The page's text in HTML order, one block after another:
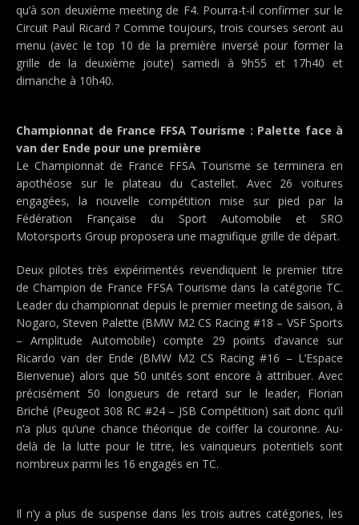
qu’à son deuxième meeting de F4. Pourra-t-il confirmer sur le
Circuit Paul Ricard ? Comme toujours, trois courses seront au
menu (avec le top 10 de la première inversé pour former la
grille de la deuxième joute) samedi à 9h55 et 17h40 et
dimanche à 10h40.
Championnat de France FFSA Tourisme : Palette face à
van der Ende pour une première
Le Championnat de France FFSA Tourisme se terminera en
apothéose sur le plateau du Castellet. Avec 26 voitures
engagées, la nouvelle compétition mise sur pied par la
Fédération Française du Sport Automobile et SRO
Motorsports Group proposera une magnifique grille de départ.
Deux pilotes très expérimentés revendiquent le premier titre
de Champion de France FFSA Tourisme dans la catégorie TC.
Leader du championnat depuis le premier meeting de saison, à
Nogaro, Steven Palette (BMW M2 CS Racing #18 – VSF Sports
– Amplitude Automobile) compte 29 points d’avance sur
Ricardo van der Ende (BMW M2 CS Racing #16 – L’Espace
Bienvenue) alors que 50 unités sont encore à attribuer. Avec
précisément 50 longueurs de retard sur le leader, Florian
Briché (Peugeot 308 RC #24 – JSB Compétition) sait donc qu’il
n’a plus qu’une chance théorique de coiffer la couronne. Au-
delà de la lutte pour le titre, les vainqueurs potentiels sont
nombreux parmi les 16 engagés en TC.
Il n’y a plus de suspense dans les trois autres catégories, les